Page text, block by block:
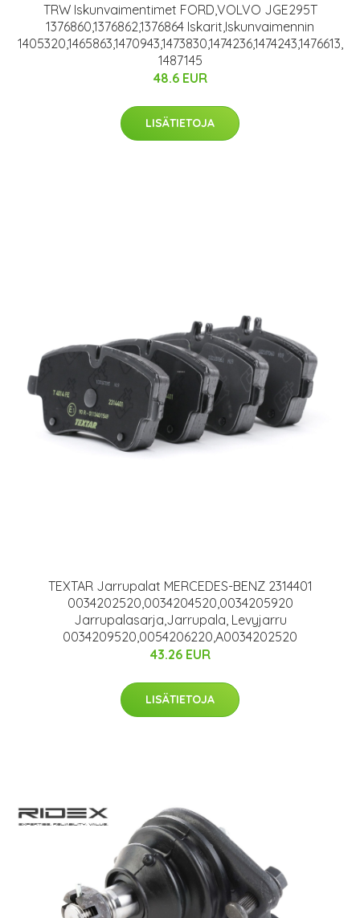
TRW Iskunvaimentimet FORD,VOLVO JGE295T
1376860,1376862,1376864 Iskarit,Iskunvaimennin
1405320,1465863,1470943,1473830,1474236,1474243,1476613,
1487145
48.6 EUR
LISÄTIETOJA
TEXTAR Jarrupalat MERCEDES-BENZ 2314401
0034202520,0034204520,0034205920
Jarrupalasarja,Jarrupala, Levyjarru
0034209520,0054206220,A0034202520
43.26 EUR
LISÄTIETOJA